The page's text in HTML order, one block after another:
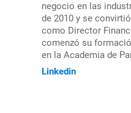
negocio en las
de 2010 y se
como Director
comenzó su
en la Academia de
Linkedin